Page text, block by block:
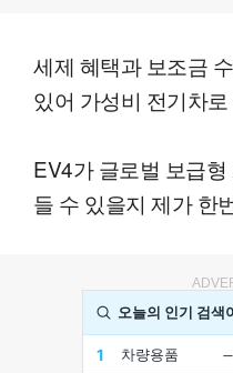
세제 혜택과 보조금
있어 가성비 전기차
EV4가 글로벌 보급
들 수 있을지 제가 한